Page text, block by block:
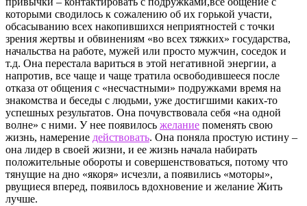
которыми сводилось к сожалению об их горькой участи,
обсасыванию всех накопившихся неприятностей с точки
зрения жертвы и обвинениям «во всех тяжких» государства,
начальства на работе, мужей или просто мужчин, соседок и
т.д. Она перестала вариться в этой негативной энергии, а
напротив, все чаще и чаще тратила освободившееся после
отказа от общения с «несчастными» подружками время на
знакомства и беседы с людьми, уже достигшими каких-то
успешных результатов. Она почувствовала себя «на одной
волне» с ними. У нее появилось желание поменять свою
жизнь, намерение действовать. Она поняла простую истину –
она лидер в своей жизни, и ее жизнь начала набирать
положительные обороты и совершенствоваться, потому что
тянущие на дно «якоря» исчезли, а появились «моторы»,
рвущиеся вперед, появилось вдохновение и желание Жить
лучше.